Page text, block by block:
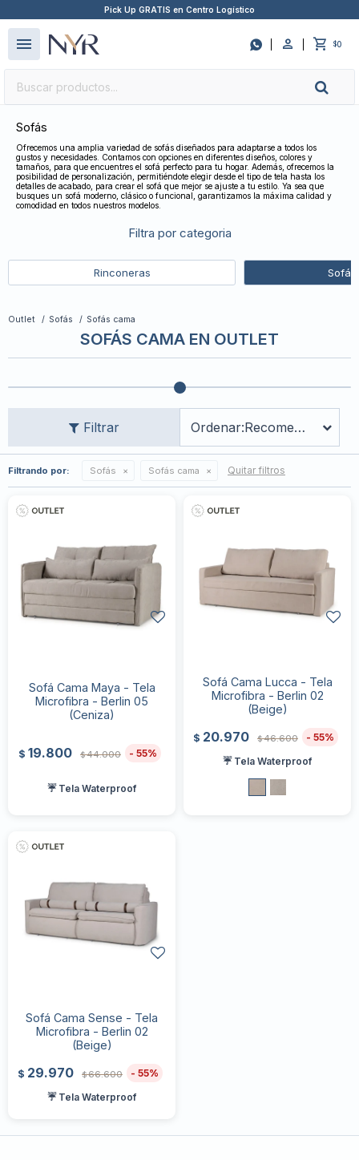
Pick Up GRATIS en Centro Logístico
 $0
menu
Sofás
Ofrecemos una amplia variedad de sofás diseñados para adaptarse a todos los
gustos y necesidades. Contamos con opciones en diferentes diseños, colores y
tamaños, para que encuentres el sofá perfecto para tu hogar. Además, ofrecemos la
posibilidad de personalización, permitiéndote elegir desde el tipo de tela hasta los
detalles de acabado, para crear el sofá que mejor se ajuste a tu estilo. Ya sea que
busques un sofá moderno, clásico o funcional, garantizamos la máxima calidad y
comodidad en todos nuestros modelos.
Filtra por categoria
Rinconeras
Outlet Sofás Sofás cama
SOFÁS CAMA EN OUTLET
Recomendados
Filtrando por: Sofás Sofás cama Quitar filtros
Sofá Cama Maya - Tela
Microfibra - Berlin 05
(Ceniza)
$ 19.800 $44.000 55
☔ Tela Waterproof
Sofá Cama Lucca - Tela
Microfibra - Berlin 02
(Beige)
$ 20.970 $46.600
55
☔ Tela Waterproof
Sofá Cama Sense - Tela
Microfibra - Berlin 02
(Beige)
$ 29.970 $66.600
55
☔ Tela Waterproof
close